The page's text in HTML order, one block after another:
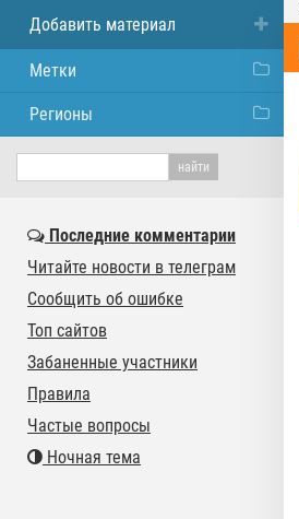
Добавить материал
Метки
Регионы
Последние комментарии
Читайте новости в телеграм
Сообщить об ошибке
Топ сайтов
Забаненные участники
Правила
Частые вопросы
Ночная тема